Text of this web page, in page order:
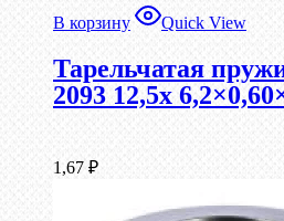
В корзину Quick View
Тарельчатая
2093 12,5x
1,67 ₽